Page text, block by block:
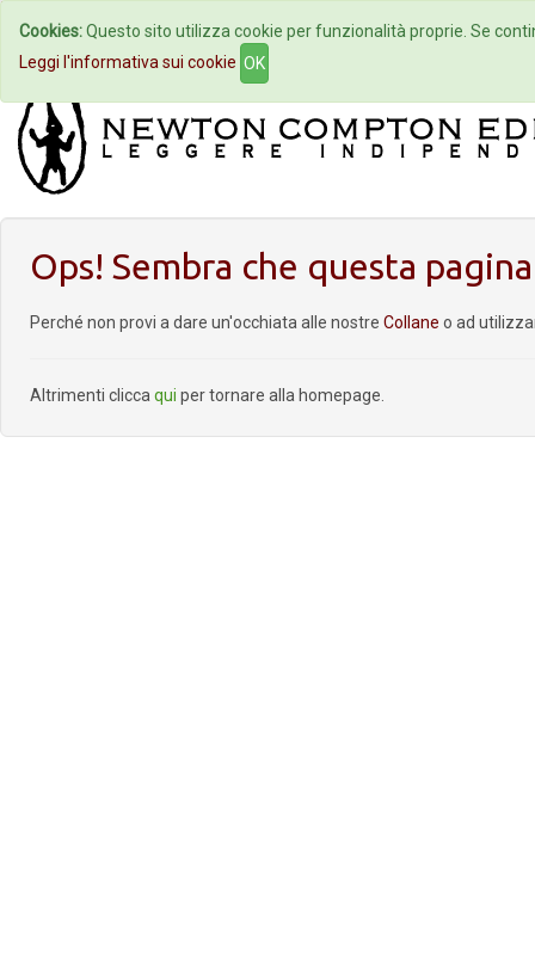
Home Autori Eventi
Ops! Sembra che questa
Perché non provi a dare un'occhiata alle nostre Collane o ad
Altrimenti clicca qui per tornare alla homepage.
Cookies:Questo sito utilizza cookie per funzionalità proprie. Se
Leggi l'informativa sui cookie OK